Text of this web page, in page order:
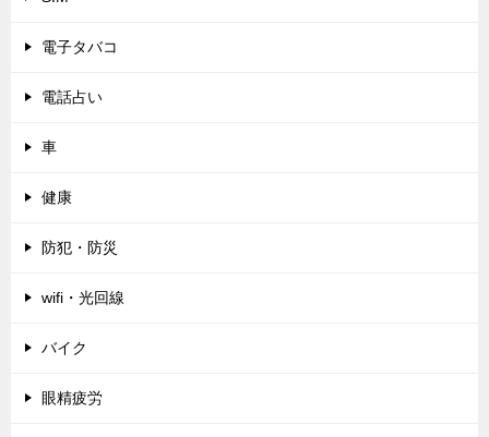
電子タバコ
電話占い
車
健康
防犯・防災
wifi・光回線
バイク
眼精疲労